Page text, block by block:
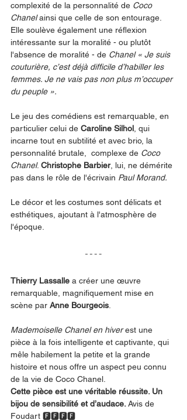
complexité de la personnalité de Coco
Chanel ainsi que celle de son entourage.
Elle soulève également une réflexion
intéressante sur la moralité - ou plutôt
l'absence de moralité - de Chanel « Je suis
couturière, c’est déjà difficile d’habiller les
femmes. Je ne vais pas non plus m’occuper
du peuple ».
Le jeu des comédiens est remarquable, en
particulier celui de Caroline Silhol , qui
incarne tout en subtilité et avec brio, la
personnalité brutale,  complexe de Coco
Chanel. Christophe Barbier, lui, ne démérite
pas dans le rôle de l'écrivain Paul Morand.
Le décor et les costumes sont délicats et
esthétiques, ajoutant à l'atmosphère de
l'époque.
Thierry Lassalle a créer une œuvre
remarquable, magnifiquement mise en
scène par Anne Bourgeois
Mademoiselle Chanel en hiver est une
pièce à la fois intelligente et captivante, qui
mêle habilement la petite et la grande
histoire et nous offre un aspect peu connu
de la vie de Coco Chanel.
Cette pièce est une véritable réussite. Un
bijou de sensibilité et d’audace. Avis de
Foudart 🅵🅵🅵🅵